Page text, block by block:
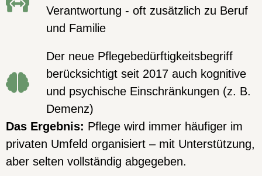
Verantwortung - oft zusätzlich zu Beruf
und Familie
Der neue Pflegebedürftigkeitsbegriff
berücksichtigt seit 2017 auch kognitive
und psychische Einschränkungen (z. B.
Demenz)
Das Ergebnis: Pflege wird immer häufiger im
privaten Umfeld organisiert – mit Unterstützung,
aber selten vollständig abgegeben.